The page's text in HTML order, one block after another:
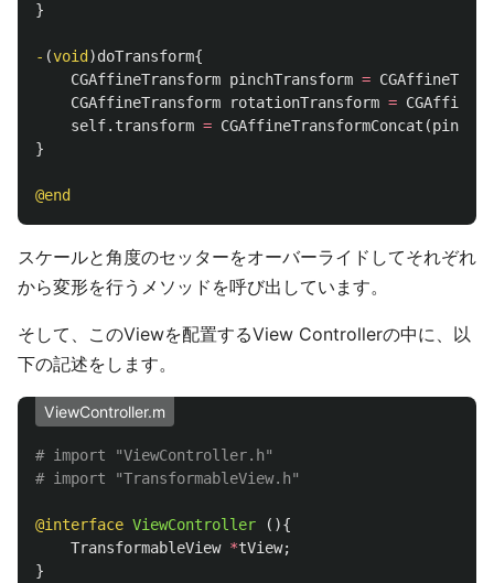
}
- (void )doTransform{
CGAffineTransform pinchTransform =
CGAffineTransform
rotationTransform =
self. transform = CGAffineTransformConcat (
}
@end
スケールと角度のセッターをオーバーライドしてそれぞれ
から変形を行うメソッドを呼び出しています。
そして、このViewを配置するView Controllerの中に、以
下の記述をします。
ViewController.m
# import "ViewController.h"
@interface ViewController
(){
TransformableView *tView;
}